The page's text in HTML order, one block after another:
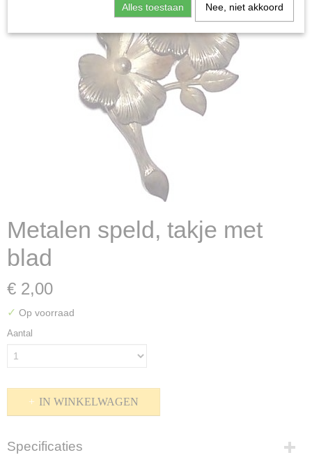
Metalen speld, takje met
blad
€ 2,00
✓ Op voorraad
Aantal
IN WINKELWAGEN
Specificaties
Alles toestaan Nee, niet akkoord